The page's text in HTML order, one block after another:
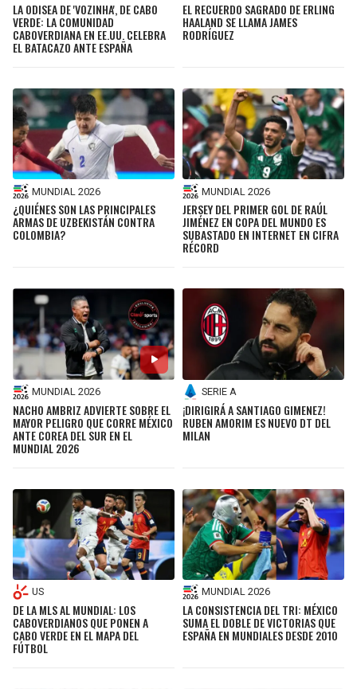
PANTHERS
BUCCANEERS
JAZZ
LA ODISEA DE 'VOZINHA', DE CABO
VERDE: LA COMUNIDAD
CABOVERDIANA EN EE.UU. CELEBRA
EL BATACAZO ANTE ESPAÑA
EL RECUERDO SAGRADO DE ERLING
HAALAND SE LLAMA JAMES
RODRÍGUEZ
MUNDIAL 2026
¿QUIÉNES SON LAS PRINCIPALES
ARMAS DE UZBEKISTÁN CONTRA
COLOMBIA?
MUNDIAL 2026
JERSEY DEL PRIMER GOL DE RAÚL
JIMÉNEZ EN COPA DEL MUNDO ES
SUBASTADO EN INTERNET EN CIFRA
RÉCORD
MUNDIAL 2026
NACHO AMBRIZ ADVIERTE SOBRE EL
MAYOR PELIGRO QUE CORRE MÉXICO
ANTE COREA DEL SUR EN EL
MUNDIAL 2026
SERIE A
¡DIRIGIRÁ A SANTIAGO GIMENEZ!
RUBEN AMORIM ES NUEVO DT DEL
MILAN
US
DE LA MLS AL MUNDIAL: LOS
CABOVERDIANOS QUE PONEN A
CABO VERDE EN EL MAPA DEL
FÚTBOL
MUNDIAL 2026
LA CONSISTENCIA DEL TRI: MÉXICO
SUMA EL DOBLE DE VICTORIAS QUE
ESPAÑA EN MUNDIALES DESDE 2010